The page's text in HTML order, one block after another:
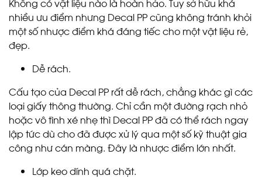
nhiều ưu điểm nhưng Decal PP cũng không tránh khỏi
một số nhược điểm khá đáng tiếc cho một vật liệu rẻ,
đẹp.
Dễ rách.
Cấu tạo của Decal PP rất dễ rách, chẳng khác gì các
loại giấy thông thường. Chỉ cần một đường rạch nhỏ
hoặc vô tình xé nhẹ thì Decal PP đã có thể rách ngay
lập tức dù cho đã được xử lý qua một số kỹ thuật gia
công như cán màng. Đây là nhược điểm lớn nhất.
Lớp keo dính quá chặt.